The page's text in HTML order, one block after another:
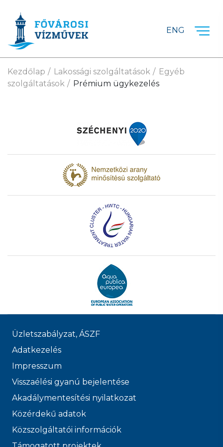
ENG
Kezdőlap Lakossági szolgáltatások
Egyéb
szolgáltatások
Prémium ügykezelés
Üzletszabályzat, ÁSZF
Adatkezelés
Impresszum
Visszaélési gyanú bejelentése
Akadálymentesítési nyilatkozat
Közérdekű adatok
Közszolgáltatói információk